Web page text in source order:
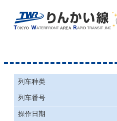
列车种类
列车番号
操作日期